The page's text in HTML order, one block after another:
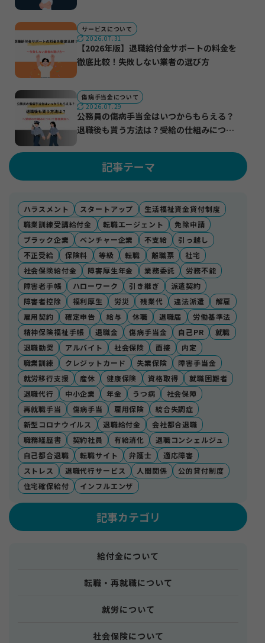
サービスについて
2026.07.31
【2026年版】退職給付金サポートの料金を
徹底比較！失敗しない業者の選び方
傷病手当金について
2026.07.29
公務員の傷病手当金はいつからもらえる？
退職後も貰う方法は？受給の仕組みについ
記事テーマ
ハラスメント スタートアップ
生活福祉資金貸付制度
職業訓練受講給付金
転職エージェント
免除申請
ブラック企業
ベンチャー企業 不支給
引っ越し
不正受給
保険料 等級 転職 離職票
社宅
社会保険給付金
障害厚生年金 業務委託
労務不能
障害者手帳
ハローワーク 引き継ぎ
派遣契約
障害者控除
福利厚生 労災 残業代 違法派遣
解雇
雇用契約
確定申告 給与 休職 退職届
労働基準法
精神保険福祉手帳
退職金 傷病手当金 自己PR
就職
退職勧奨
アルバイト 社会保険 面接
内定
職業訓練
クレジットカード 失業保険
障害手当金
就労移行支援
産休 健康保険 資格取得
就職困難者
退職代行
中小企業 年金 うつ病
社会保障
再就職手当
傷病手当 雇用保険
統合失調症
新型コロナウイルス
退職給付金
会社都合退職
職務経歴書
契約社員 有給消化
退職コンシェルジュ
自己都合退職
転職サイト 弁護士
適応障害
ストレス
退職代行サービス 人間関係
公的貸付制度
住宅確保給付
インフルエンザ
記事カテゴリ
給付金について
転職・再就職について
就労について
社会保険について